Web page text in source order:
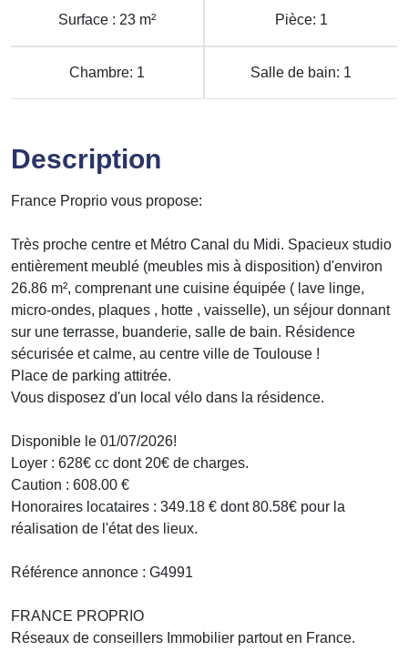
Surface : 23 m² Pièce: 1
Chambre: 1 Salle de bain: 1
Description
France Proprio vous propose:
Très proche centre et Métro Canal du Midi. Spacieux studio
entièrement meublé (meubles mis à disposition) d'environ
26.86 m², comprenant une cuisine équipée ( lave linge,
micro-ondes, plaques , hotte , vaisselle), un séjour donnant
sur une terrasse, buanderie, salle de bain. Résidence
sécurisée et calme, au centre ville de Toulouse !
Place de parking attitrée.
Vous disposez d'un local vélo dans la résidence.
Disponible le 01/07/2026!
Loyer : 628€ cc dont 20€ de charges.
Caution : 608.00 €
Honoraires locataires : 349.18 € dont 80.58€ pour la
réalisation de l'état des lieux.
Référence annonce : G4991
FRANCE PROPRIO
Réseaux de conseillers Immobilier partout en France.